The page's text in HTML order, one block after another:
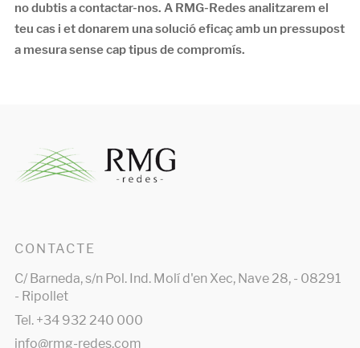
no dubtis a contactar-nos. A RMG-Redes analitzarem el
teu cas i et donarem una solució eficaç amb un pressupost
a mesura sense cap tipus de compromís.
CONTACTE
C/ Barneda, s/n Pol. Ind. Molí d'en Xec, Nave 28, - 08291
- Ripollet
Tel. +34 932 240 000
info@rmg-redes.com